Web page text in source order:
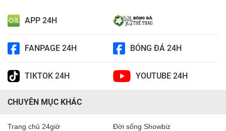
APP 24H
FANPAGE 24H BÓNG ĐÁ 24H
TIKTOK 24H YOUTUBE 24H
CHUYÊN MỤC KHÁC
Trang chủ 24giờ Đời sống Showbiz